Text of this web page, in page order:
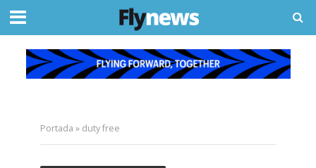
Portada » duty free